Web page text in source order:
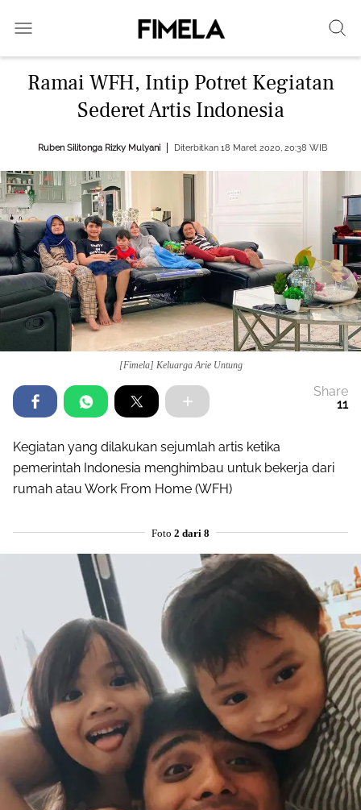
Ramai WFH, Intip Potret Kegiatan
Sederet Artis Indonesia
Ruben Silitonga Rizky Mulyani Diterbitkan 18 Maret 2020, 20:38 WIB
[Fimela] Keluarga Arie Untung
Share
11
Kegiatan yang dilakukan sejumlah artis ketika
pemerintah Indonesia menghimbau untuk bekerja dari
rumah atau Work From Home (WFH)
Foto 2 dari 8